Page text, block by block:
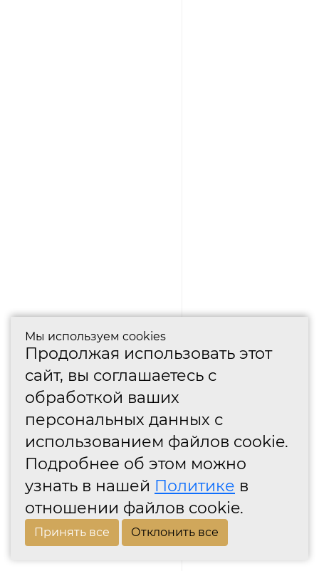
Мы используем cookies
Продолжая использовать этот
сайт, вы соглашаетесь с
обработкой ваших
персональных данных с
использованием файлов cookie.
Подробнее об этом можно
узнать в нашей Политике в
отношении файлов cookie.
Принять все Отклонить все